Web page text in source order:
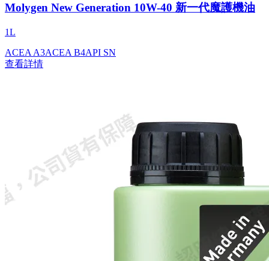
Molygen New Gener­a­tion 10W-40 新一代魔護機油
1L
ACEA A3ACEA B4API SN
查看詳情